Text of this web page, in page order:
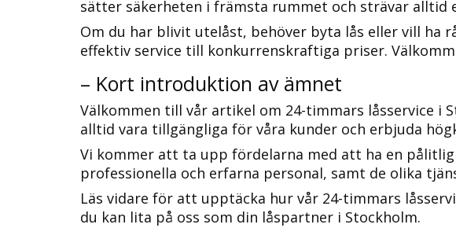
sätter säkerheten i främsta rummet och strävar
Om du har blivit utelåst, behöver byta lås eller vill ha
effektiv service till konkurrenskraftiga priser.​
– Kort introduktion av ämnet
Välkommen till vår artikel om 24-timmars låsservice
alltid vara tillgängliga för våra kunder och erbjuda
Vi kommer att ta upp fördelarna med att ha en
professionella och erfarna personal, samt de olika
Läs vidare för att upptäcka hur vår 24-timmars
du kan lita på oss som din låspartner i Stockholm.​